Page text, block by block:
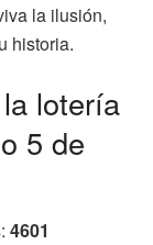
la ilusión,
historia.
lotería
5 de
4601